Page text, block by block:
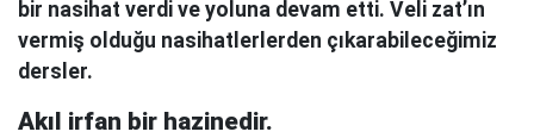
bir nasihat verdi ve yoluna devam etti. Veli zat’ın
vermiş olduğu nasihatlerlerden çıkarabileceğimiz
dersler.
Akıl irfan bir hazinedir.